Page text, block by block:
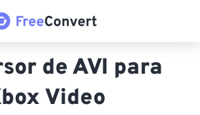
de AVI para
Video